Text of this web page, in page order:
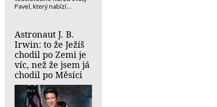
Pavel, který nabízí…
Astronaut J. B.
Irwin: to že Ježíš
chodil po Zemi je
víc, než že jsem já
chodil po Měsíci